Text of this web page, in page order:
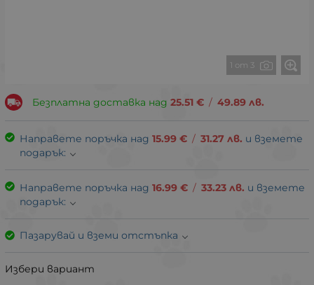
1 от 3
Безплатна доставка над 25.51 € / 49.89 лв.
Направете поръчка над 15.99 € / 31.27 лв. и вземете
подарък:
Направете поръчка над 16.99 € / 33.23 лв. и вземете
подарък:
Пазарувай и вземи отстъпка
Избери вариант